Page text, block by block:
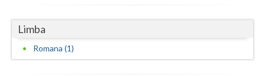
Timis
Tulcea
Limba
Romana (1)